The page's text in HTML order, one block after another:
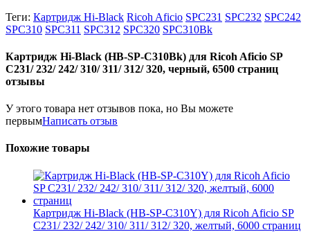
Теги: Картридж Hi-Black Ricoh Aficio SPC231 SPC232 SPC242
SPC310 SPC311 SPC312 SPC320 SPC310Bk
Картридж Hi-Black (HB-SP-C310Bk) для Ricoh Aficio SP
C231/ 232/ 242/ 310/ 311/ 312/ 320, черный, 6500 страниц
отзывы
У этого товара нет отзывов пока, но Вы можете
первымНаписать отзыв
Похожие товары
Картридж Hi-Black (HB-SP-C310Y) для Ricoh Aficio SP
C231/ 232/ 242/ 310/ 311/ 312/ 320, желтый, 6000 страниц